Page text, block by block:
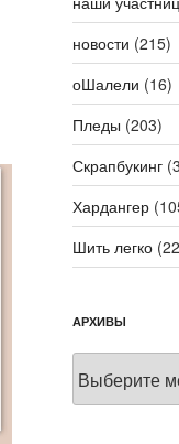
новости (215)
оШалели (16)
Пледы (203)
Скрапбукинг
Хардангер
Шить легко
АРХИВЫ